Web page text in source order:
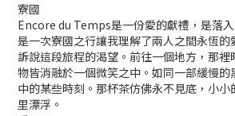
寮國
Encore du Temps是一份愛的獻禮，是落入
是一次寮國之行讓我理解了兩人之間永恆
訴說這段旅程的渴望。前往一個地方，那
物皆消融於一個微笑之中。如同一部緩慢
中的某些時刻。那杯茶仿佛永不見底，小小
里漂浮。